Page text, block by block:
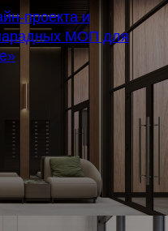
проекта и
МОП для